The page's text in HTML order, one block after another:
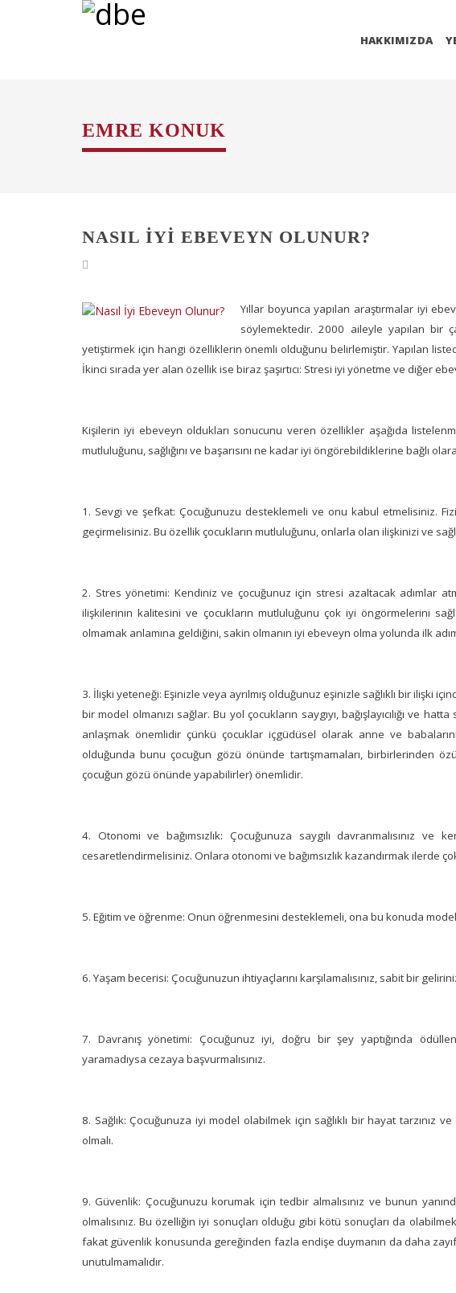
HAKKIMIZDA
EMRE KONUK
NASIL İYI EBEVEYN OLUNUR?
Yıllar boyunca yapılan araştırmalar iyi
söylemektedir. 2000 aileyle yapılan bir
yetiştirmek için hangi özelliklerin önemli olduğunu belirlemiştir. Yapılan
İkinci sırada yer alan özellik ise biraz şaşırtıcı: Stresi iyi yönetme ve diğer
Kişilerin iyi ebeveyn oldukları sonucunu veren özellikler aşağıda
mutluluğunu, sağlığını ve başarısını ne kadar iyi öngörebildiklerine bağlı
1. Sevgi ve şefkat: Çocuğunuzu desteklemeli ve onu kabul etmelisiniz.
geçirmelisiniz. Bu özellik çocukların mutluluğunu, onlarla olan ilişkinizi ve
2. Stres yönetimi: Kendiniz ve çocuğunuz için stresi azaltacak adımlar
ilişkilerinin kalitesini ve çocukların mutluluğunu çok iyi öngörmelerini
olmamak anlamına geldiğini, sakin olmanın iyi ebeveyn olma yolunda ilk
3. İlişki yeteneği: Eşinizle veya ayrılmış olduğunuz eşinizle sağlıklı bir ilişki
bir model olmanızı sağlar. Bu yol çocukların saygıyı, bağışlayıcılığı ve
anlaşmak önemlidir çünkü çocuklar içgüdüsel olarak anne ve
olduğunda bunu çocuğun gözü önünde tartışmamaları, birbirlerinden
çocuğun gözü önünde yapabilirler) önemlidir.
4. Otonomi ve bağımsızlık: Çocuğunuza saygılı davranmalısınız
cesaretlendirmelisiniz. Onlara otonomi ve bağımsızlık kazandırmak ilerde
5. Eğitim ve öğrenme: Onun öğrenmesini desteklemeli, ona bu konuda model
6. Yaşam becerisi: Çocuğunuzun ihtiyaçlarını karşılamalısınız, sabit bir
7. Davranış yönetimi: Çocuğunuz iyi, doğru bir şey yaptığında
yaramadıysa cezaya başvurmalısınız.
8. Sağlık: Çocuğunuza iyi model olabilmek için sağlıklı bir hayat tarzınız
olmalı.
9. Güvenlik: Çocuğunuzu korumak için tedbir almalısınız ve bunun
olmalısınız. Bu özelliğin iyi sonuçları olduğu gibi kötü sonuçları da
fakat güvenlik konusunda gereğinden fazla endişe duymanın da daha
unutulmamalıdır.